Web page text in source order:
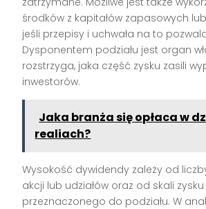
środków z kapitałów zapasowych
jeśli przepisy i uchwała na to
Dysponentem podziału jest organ
rozstrzyga, jaka część zysku zasili
inwestorów.
Jaka branża się opłaca w
realiach?
Wysokość dywidendy zależy od
akcji lub udziałów oraz od skali zysku
przeznaczonego do podziału. W